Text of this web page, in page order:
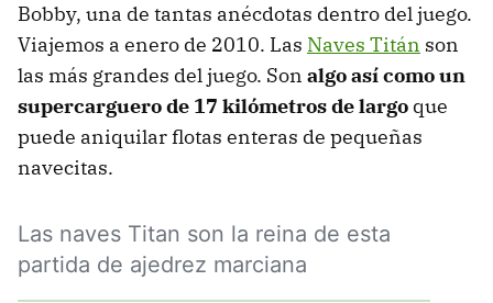
Bobby, una de tantas anécdotas dentro del juego.
Viajemos a enero de 2010. Las Naves Titán son
las más grandes del juego. Son algo así como un
supercarguero de 17 kilómetros de largo que
puede aniquilar flotas enteras de pequeñas
navecitas.
Las naves Titan son la reina de esta
partida de ajedrez marciana